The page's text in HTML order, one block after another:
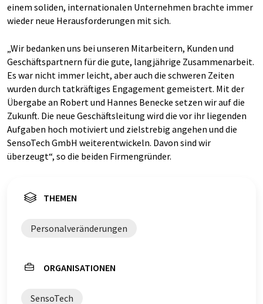
einem soliden, internationalen Unternehmen brachte immer
wieder neue Herausforderungen mit sich.
„Wir bedanken uns bei unseren Mitarbeitern, Kunden und
Geschäftspartnern für die gute, langjährige Zusammenarbeit.
Es war nicht immer leicht, aber auch die schweren Zeiten
wurden durch tatkräftiges Engagement gemeistert. Mit der
Übergabe an Robert und Hannes Benecke setzen wir auf die
Zukunft. Die neue Geschäftsleitung wird die vor ihr liegenden
Aufgaben hoch motiviert und zielstrebig angehen und die
SensoTech GmbH weiterentwickeln. Davon sind wir
überzeugt“, so die beiden Firmengründer.
THEMEN
Personalveränderungen
ORGANISATIONEN
SensoTech